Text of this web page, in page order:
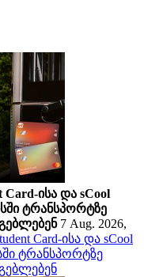
ისა და sCool
ტრანსპორტზე
7 Aug. 2026,
Card-ისა და sCool
ტრანსპორტზე